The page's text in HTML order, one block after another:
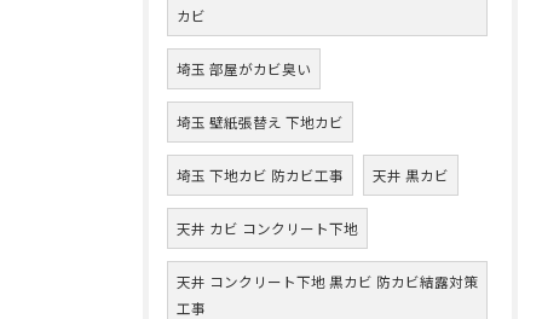
カビ
埼玉 部屋がカビ臭い
埼玉 壁紙張替え 下地カビ
埼玉 下地カビ 防カビ工事 天井 黒カビ
天井 カビ コンクリート下地
天井 コンクリート下地 黒カビ 防カビ結露対策
工事